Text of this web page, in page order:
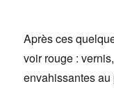
Après ces
voir rouge :
envahissantes